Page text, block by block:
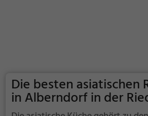
Die besten asiatischen
in Alberndorf in der